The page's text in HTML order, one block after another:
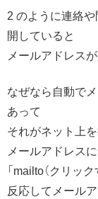
2 のように連絡
開していると
メールアドレス
なぜなら自動で
あって
それがネット上
メールアドレスに
「mailto（クリッ
反応してメール